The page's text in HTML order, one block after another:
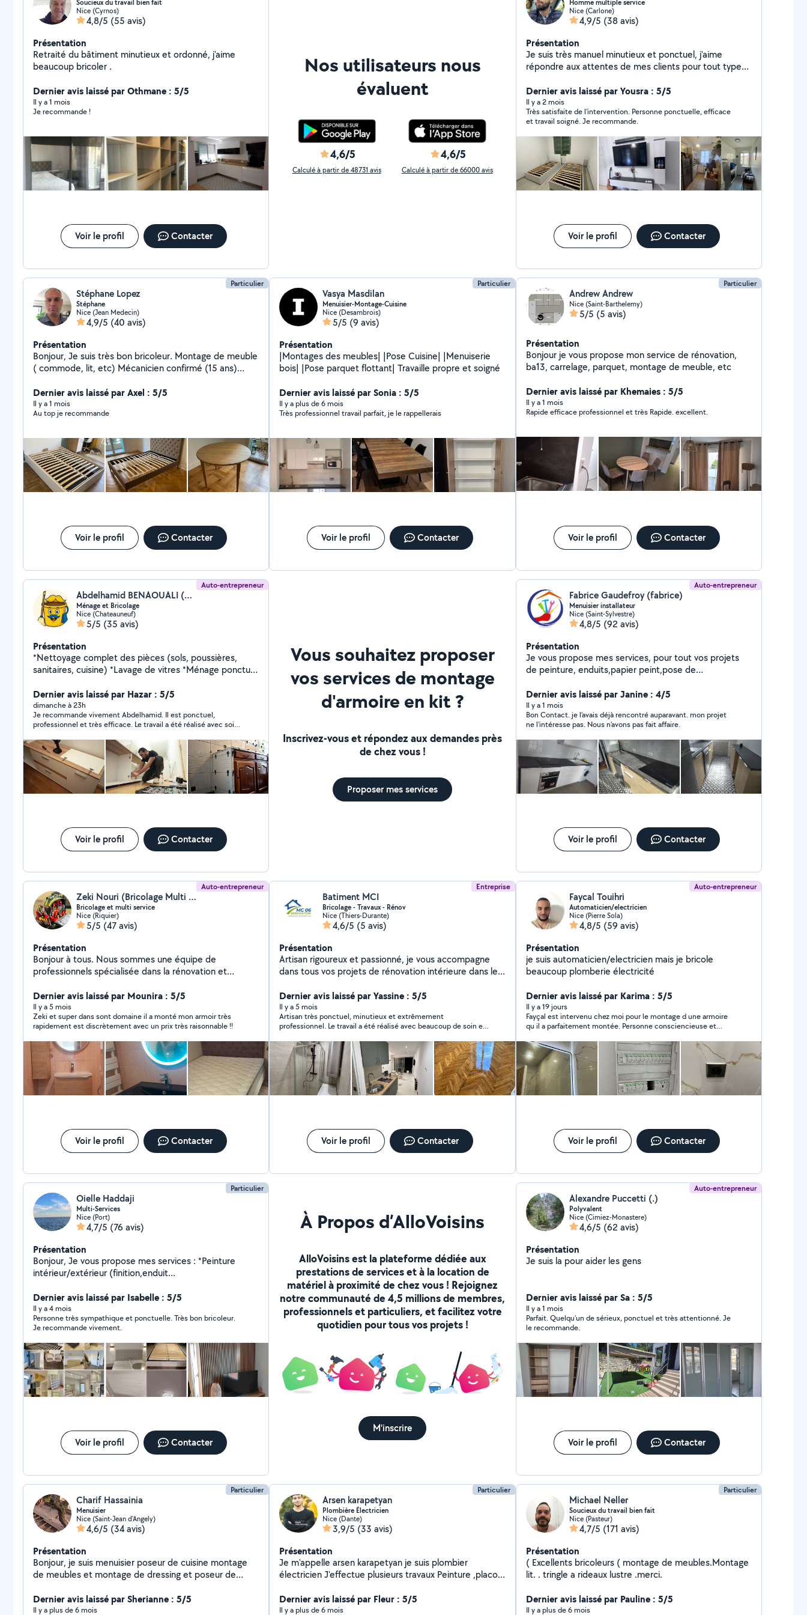
Soucieux du travail bien fait
Nice (Cyrnos)
4,8/5 (55 avis)
Présentation
Retraité du bâtiment minutieux et ordonné, j'aime
beaucoup bricoler .
Dernier avis laissé par Othmane : 5/5
Il y a 1 mois
Je recommande !
Voir le profil Contacter
Nos utilisateurs nous
évaluent
4,6/5
Calculé à partir de 48731 avis
4,6/5
Calculé à partir de 66000 avis
Homme multiple service
Nice (Carlone)
4,9/5 (38 avis)
Présentation
Je suis très manuel minutieux et ponctuel, j'aime
répondre aux attentes de mes clients pour tout type
demandé n'hésitez pas, devis gratuit ! Les clients sont
rois. Au plaisir.
Dernier avis laissé par Yousra : 5/5
Il y a 2 mois
Très satisfaite de l’intervention. Personne ponctuelle, efficace
et travail soigné. Je recommande.
Voir le profil Contacter
Particulier
Stéphane Lopez
Stéphane
Nice (Jean Medecin)
4,9/5 (40 avis)
Présentation
Bonjour, Je suis très bon bricoleur. Montage de meuble
( commode, lit, etc) Mécanicien confirmé (15 ans)
ou autre) Prêt à rendre un service de qualité N'hésitez
Dernier avis laissé par Axel : 5/5
Il y a 1 mois
Au top je recommande
Voir le profil Contacter
Particulier
Vasya Masdilan
Menuisier-Montage-Cuisine
Nice (Desambrois)
5/5 (9 avis)
Présentation
|Montages des meubles| |Pose Cuisine| |Menuiserie
bois| |Pose parquet flottant| Travaille propre et soigné
Dernier avis laissé par Sonia : 5/5
Il y a plus de 6 mois
Très professionnel travail parfait, je le rappellerais
Voir le profil Contacter
Particulier
Andrew Andrew
Nice (Saint-Barthelemy)
5/5 (5 avis)
Présentation
Bonjour je vous propose mon service de rénovation,
ba13, carrelage, parquet, montage de meuble, etc
Dernier avis laissé par Khemaies : 5/5
Il y a 1 mois
Rapide efficace professionnel et très Rapide. excellent.
Voir le profil Contacter
Auto-entrepreneur
Abdelhamid BENAOUALI (Clean&Safe06)
Ménage et Bricolage
Nice (Chateauneuf)
5/5 (35 avis)
Présentation
*Nettoyage complet des pièces (sols, poussières,
sanitaires, cuisine) *Lavage de vitres *Ménage ponctuel
*Petit travaux de menuiserie *Montage meuble en kit
Intervention à Nice et alentours Disponibilités flexibles
selon vos besoins Prestations pour professionnels
(bureaux, commerces, professions libérales) N'hésitez
pas à me contacter pour plus d'informations ou pour
convenir d'un premier rendez-vous ! https://nettoyage-
nice-gestion.netlify.app
Dernier avis laissé par Hazar : 5/5
dimanche à 23h
Je recommande vivement Abdelhamid. Il est ponctuel,
professionnel et très efficace. Le travail a été réalisé avec soin,
également pris le temps de répondre à mes questions et de
donner de bons conseils. Je n’hésiterai pas à faire de nouveau
appel à lui et je le recommande sans hésitation.
Voir le profil Contacter
Vous souhaitez proposer
vos services de montage
d'armoire en kit ?
Inscrivez-vous et répondez aux demandes près
de chez vous !
Proposer mes services
Auto-entrepreneur
Fabrice Gaudefroy (fabrice)
Menuisier installateur
Nice (Saint-Sylvestre)
4,8/5 (92 avis)
Présentation
Je vous propose mes services, pour tout vos projets
de peinture, enduits,papier peint,pose de
serais a votre écoute, afin de vous satisfaire. Soucieux
de vos attentes je vous garantis un chantier propre
grâce a la mise en place de protections, j'intervient
avec du matériels professionnel, mes ponceuses et
scies sont brancher sur des aspirateurs. conscient que
je suis souvent le dernier a intervenir sur votre projet,
j'apporte un soin particulier de la mise en œuvre
jusqu'aux finitions. Je reste a votre entière disposition
pour tout renseignement Vous satisfaire est mon
Dernier avis laissé par Janine : 4/5
Il y a 1 mois
Bon Contact. je l'avais déjà rencontré auparavant. mon projet
ne l'intéresse pas. Nous n'avons pas fait affaire.
Voir le profil Contacter
Auto-entrepreneur
Zeki Nouri (Bricolage Multi Service)
Bricolage et multi service
Nice (Riquier)
5/5 (47 avis)
Présentation
Bonjour à tous. Nous sommes une équipe de
professionnels spécialisée dans la rénovation et
réalisons tous types de travaux : électricité, plomberie,
peinture, montage de meubles, pose de cuisines,
rénovation de salles de bain, revêtements de sol,
placo, menuiserie et bien plus encore. Nous vous
garantissons un travail soigné, des prix compétitifs, un
devis gratuit et une intervention rapide. Votre
satisfaction est notre priorité. Cordialement l'équipe
Zeki.
Dernier avis laissé par Mounira : 5/5
Il y a 5 mois
Zeki et super dans sont domaine il a monté mon armoir très
rapidement est discrètement avec un prix très raisonnable !!
Voir le profil Contacter
Entreprise
Batiment MCI
Bricolage - Travaux - Rénov
Nice (Thiers-Durante)
4,6/5 (5 avis)
Présentation
Artisan rigoureux et passionné, je vous accompagne
dans tous vos projets de rénovation intérieure dans les
habitat avec des finitions soignées, en respectant vos
délais et votre budget. Grâce à ma polyvalence, vous
n'avez qu'un seul interlocuteur pour l'ensemble de vos
travaux : Peinture & Décoration : Préparation des murs,
enduits, mise en peinture. Sols & Murs : Pose de
carrelage (tous formats) et de parquet flottant ou
collé. Plomberie : Rénovation de salle de bain, cuisine,
raccordements et dépannages. Aménagement :
Travaux de rénovation globale. Travail propre et
chantier. À bientôt, MC 06 RENOVATION
Dernier avis laissé par Yassine : 5/5
Il y a 5 mois
Artisan très ponctuel, minutieux et extrêmement
professionnel. Le travail a été réalisé avec beaucoup de soin et
satisfait de sa prestation, le résultat est impeccable. Je
recommande sans hésitation.
Voir le profil Contacter
Auto-entrepreneur
Faycal Touihri
Automaticien/electricien
Nice (Pierre Sola)
4,8/5 (59 avis)
Présentation
je suis automaticien/electricien mais je bricole
beaucoup plomberie électricité
Dernier avis laissé par Karima : 5/5
Il y a 19 jours
Fayçal est intervenu chez moi pour le montage d une armoire
qu il a parfaitement montée. Personne consciencieuse et
Voir le profil Contacter
Particulier
Oielle Haddaji
Multi-Services
Nice (Port)
4,7/5 (76 avis)
Présentation
Bonjour, Je vous propose mes services : *Peinture
intérieur/extérieur (finition,enduit
*Rabotage portes,peinture,pose serrure,poignée
*Petite Maçonnerie (rénovation,démolition) *Petite
électricité (installation prises,spots) *Plomberie (pose
baignoire,douche,lavabo,WC,paroi de douche,joint
silicone,chasse d'eau,mitigeur, débouchage
WC,canalisation,évier)
*Réparation/montage/démontage/pose tout type de
meuble
(cuisines,lit,armoire,dressing,bureau,commode)
(terrasse,jardin,VMC,hotte,four,vitres,miroirs,canapé,
matelas,tapis,intérieur voiture,sièges,polissage)
*Bricolages divers (pose luminaires,triangles à
coulissante,ventilateur de plafond, détecteur de
fumée,montage abris jardin) *Réparation/entretien
scooter,vélo
Dernier avis laissé par Isabelle : 5/5
Il y a 4 mois
Personne très sympathique et ponctuelle. Très bon bricoleur.
Je recommande vivement.
Voir le profil Contacter
À Propos d’AlloVoisins
AlloVoisins est la plateforme dédiée aux
prestations de services et à la location de
matériel à proximité de chez vous ! Rejoignez
notre communauté de 4,5 millions de membres,
professionnels et particuliers, et facilitez votre
quotidien pour tous vos projets !
M'inscrire
Auto-entrepreneur
Alexandre Puccetti (.)
Polyvalent
Nice (Cimiez-Monastere)
4,6/5 (62 avis)
Présentation
Je suis la pour aider les gens
Dernier avis laissé par Sa : 5/5
Il y a 1 mois
Parfait. Quelqu’un de sérieux, ponctuel et très attentionné. Je
le recommande.
Voir le profil Contacter
Particulier
Charif Hassainia
Menuisier
Nice (Saint-Jean d'Angely)
4,6/5 (34 avis)
Présentation
Bonjour, je suis menuisier poseur de cuisine montage
de meubles et montage de dressing et poseur de
semaine et week-end.
Dernier avis laissé par Sherianne : 5/5
Il y a plus de 6 mois
Particulier
Arsen karapetyan
Plombière Électricien
Nice (Dante)
3,9/5 (33 avis)
Présentation
Je m'appelle arsen karapetyan je suis plombier
électricien J'effectue plusieurs travaux Peinture ,placo
électricité,montage et démontage des meuble
,plusieurs travaux de maison ,déménagement possible
Dernier avis laissé par Fleur : 5/5
Il y a plus de 6 mois
Particulier
Michael Neller
Soucieux du travail bien fait
Nice (Pasteur)
4,7/5 (171 avis)
Présentation
( Excellents bricoleurs ( montage de meubles.Montage
lit. . tringle a rideaux lustre .merci.
Dernier avis laissé par Pauline : 5/5
Il y a plus de 6 mois